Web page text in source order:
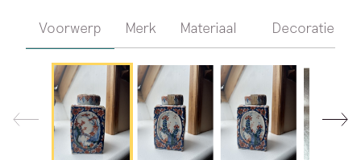
Voorwerp Merk Materiaal Decoratie